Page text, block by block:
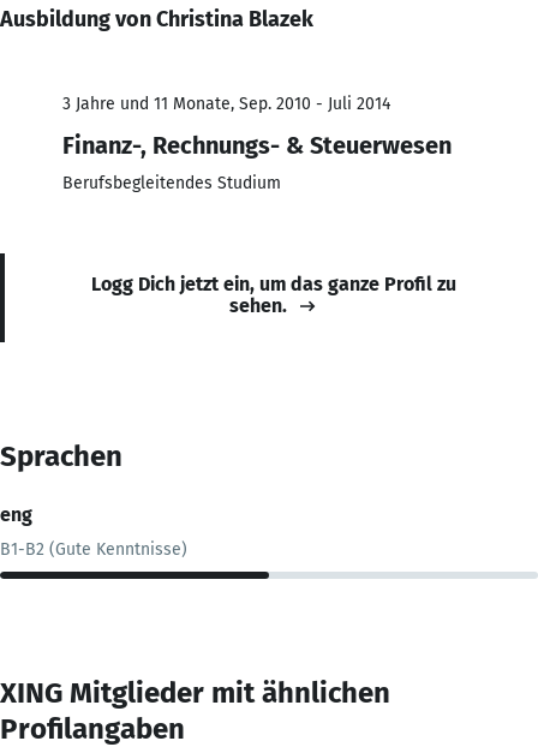
Ausbildung von Christina Blazek
3 Jahre und 11 Monate, Sep. 2010 - Juli 2014
Finanz-, Rechnungs- & Steuerwesen
Berufsbegleitendes Studium
Logg Dich jetzt ein, um das ganze Profil zu
sehen.
Sprachen
eng
B1-B2 (Gute Kenntnisse)
XING Mitglieder mit ähnlichen
Profilangaben